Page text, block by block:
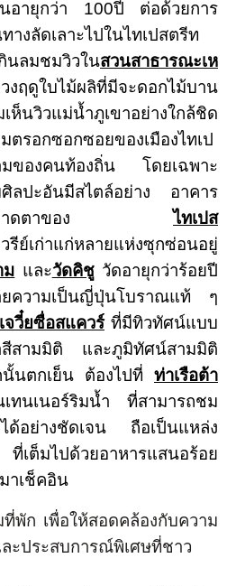
อายุกว่า 100ปี ต่อด้วยการ
งลัดเลาะไปในไทเปสตรีท
นลมชมวิวในสวนสาธารณะเห
งฤดูใบไม้ผลิที่มีจะดอกไม้บาน
นวิวแม่น้ำภูเขาอย่างใกล้ชิด
ตรอกซอกซอยของเมืองไทเป
ามของคนท้องถิ่น โดยเฉพาะ
ลปะอันมีสไตล์อย่าง อาคาร
วสะอาดตาของไทเปส
ก่หลายแห่งซุกซ่อนอยู่
ม และวัดคิชูวัดอายุกว่าร้อยปี
ยความเป็นญี่ปุ่นโบราณแท้ ๆ
จวี๋ยซื่อสแควร์ที่มีทิวทัศน์แบบ
สีสามมิติ และภูมิทัศน์สามมิติ
นตกเย็น ต้องไปที่ ท่าเรือต้า
ทนเนอร์ริมน้ำ ที่สามารถชม
ด้อย่างชัดเจน ถือเป็นแหล่ง
ที่เต็มไปด้วยอาหารแสนอร้อย
าเช็คอิน
ที่พัก เพื่อให้สอดคล้องกับความ
ะประสบการณ์พิเศษที่ชาว